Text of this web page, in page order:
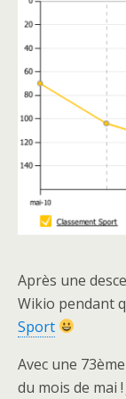
Après une
Wikio pendant
Sport
Avec une
du mois de mai